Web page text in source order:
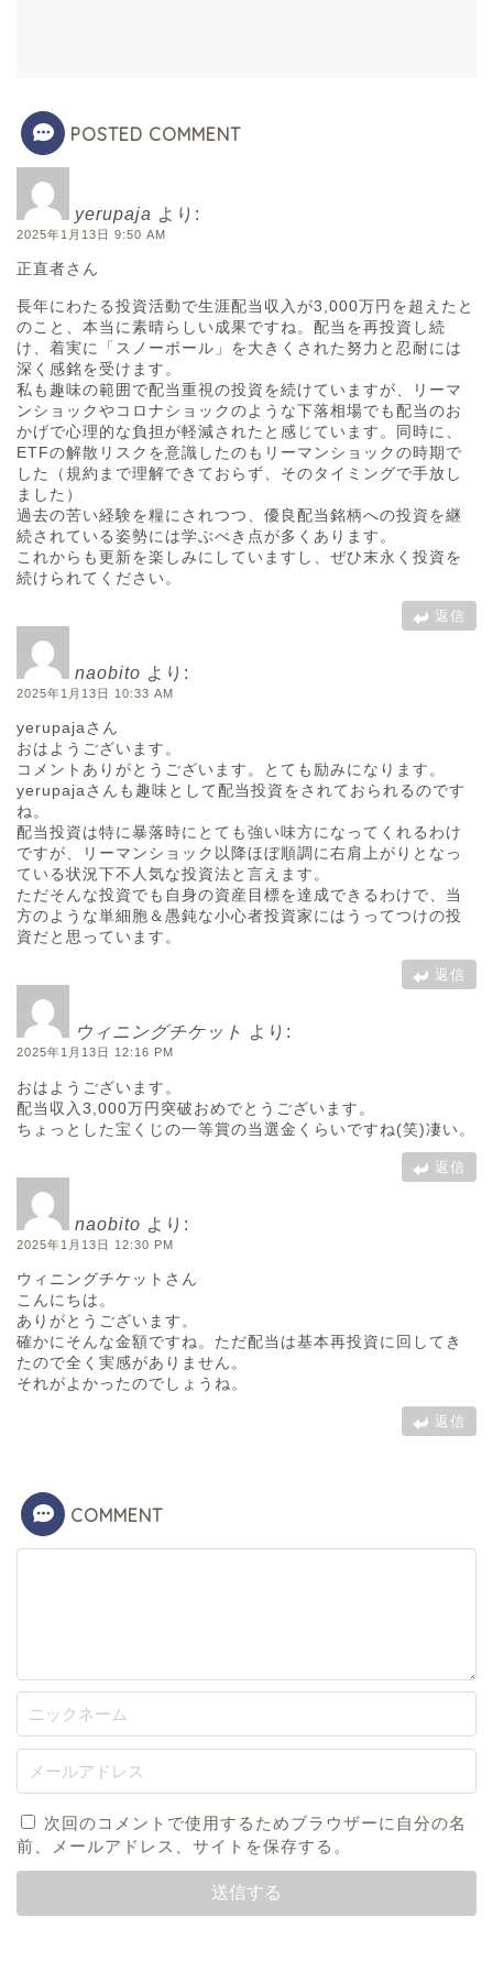
POSTED COMMENT
yerupaja より:
2025年1月13日 9:50 AM
正直者さん
長年にわたる投資活動で生涯配当収入が3,000万円を超えたと
のこと、本当に素晴らしい成果ですね。配当を再投資し続
け、着実に「スノーボール」を大きくされた努力と忍耐には
深く感銘を受けます。
私も趣味の範囲で配当重視の投資を続けていますが、リーマ
ンショックやコロナショックのような下落相場でも配当のお
かげで心理的な負担が軽減されたと感じています。同時に、
ETFの解散リスクを意識したのもリーマンショックの時期で
した（規約まで理解できておらず、そのタイミングで手放し
ました）
過去の苦い経験を糧にされつつ、優良配当銘柄への投資を継
続されている姿勢には学ぶべき点が多くあります。
これからも更新を楽しみにしていますし、ぜひ末永く投資を
続けられてください。
返信
naobito より:
2025年1月13日 10:33 AM
yerupajaさん
おはようございます。
コメントありがとうございます。とても励みになります。
yerupajaさんも趣味として配当投資をされておられるのです
ね。
配当投資は特に暴落時にとても強い味方になってくれるわけ
ですが、リーマンショック以降ほぼ順調に右肩上がりとなっ
ている状況下不人気な投資法と言えます。
ただそんな投資でも自身の資産目標を達成できるわけで、当
方のような単細胞＆愚鈍な小心者投資家にはうってつけの投
資だと思っています。
返信
ウィニングチケット より:
2025年1月13日 12:16 PM
おはようございます。
配当収入3,000万円突破おめでとうございます。
ちょっとした宝くじの一等賞の当選金くらいですね(笑)凄い。
返信
naobito より:
2025年1月13日 12:30 PM
ウィニングチケットさん
こんにちは。
ありがとうございます。
確かにそんな金額ですね。ただ配当は基本再投資に回してき
たので全く実感がありません。
それがよかったのでしょうね。
返信
COMMENT
次回のコメントで使用するためブラウザーに自分の名
前、メールアドレス、サイトを保存する。